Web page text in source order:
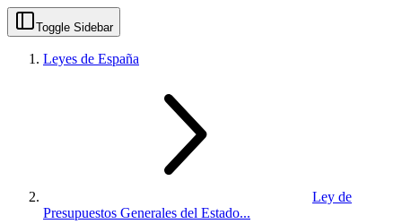
Toggle Sidebar
Leyes de España
Ley de
Presupuestos Generales del Estado...